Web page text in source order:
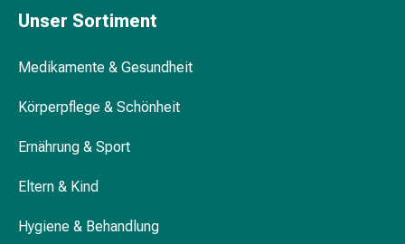
-
Fusspuder
-
Handcreme
Handpflege
Unser Sortiment
Medikamente & Gesundheit
Körperpflege & Schönheit
Ernährung & Sport
Eltern & Kind
Hygiene & Behandlung